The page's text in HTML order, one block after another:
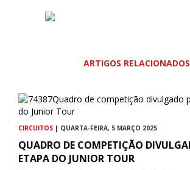
ARTIGOS RELACIONADOS
CIRCUITOS | QUARTA-FEIRA, 5 MARÇO 2025
QUADRO DE COMPETIÇÃO
ETAPA DO JUNIOR TOUR